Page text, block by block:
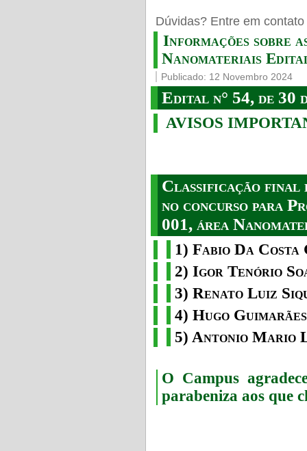
Dúvidas? Entre em
Informações sobre
Nanomateriais
Publicado: 12 Novembro 2024
Edital n° 54, de 30
AVISOS
Classificação final
no concurso para
001, área
1) Fabio Da
2) Igor Tenório
3) Renato Luiz
4) Hugo
5) Antonio Mario
O Campus
parabeniza aos que